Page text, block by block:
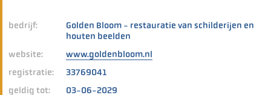
bedrijf:
Golden Bloom - restauratie van schilderijen en
houten beelden
website:
www.goldenbloom.nl
registratie:
33769041
geldig tot:
03-06-2029